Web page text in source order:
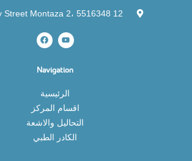
12 Seif Kebly Street Montaza 2، 5516348
Navigation
الرئيسية
اقسام المركز
التحاليل والاشعة
الكادر الطبي